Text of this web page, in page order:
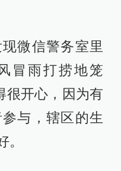
微信警务室里
冒雨打捞地笼
很开心，因为有
与，辖区的生